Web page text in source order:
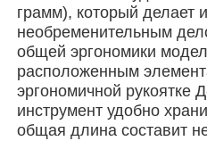
грамм), который делает
необременительным
общей эргономики
расположенным
эргономичной рукоятке
инструмент удобно
общая длина составит